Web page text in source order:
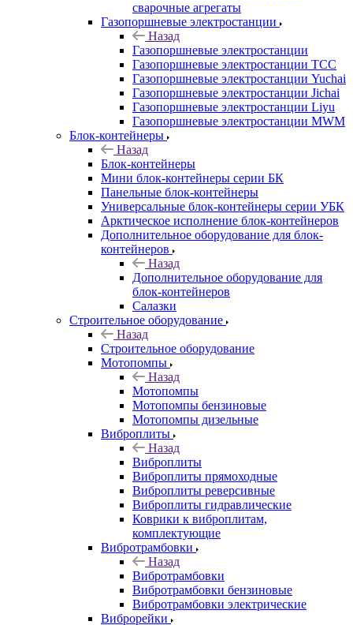
сварочные агрегаты
Газопоршневые электростанции
Назад
Газопоршневые электростанции
Газопоршневые электростанции ТСС
Газопоршневые электростанции Yuchai
Газопоршневые электростанции Jichai
Газопоршневые электростанции Liyu
Газопоршневые электростанции MWM
Блок-контейнеры
Назад
Блок-контейнеры
Мини блок-контейнеры серии БК
Панельные блок-контейнеры
Универсальные блок-контейнеры серии УБК
Арктическое исполнение блок-контейнеров
Дополнительное оборудование для блок-
контейнеров
Назад
Дополнительное оборудование для
блок-контейнеров
Салазки
Строительное оборудование
Назад
Строительное оборудование
Мотопомпы
Назад
Мотопомпы
Мотопомпы бензиновые
Мотопомпы дизельные
Виброплиты
Назад
Виброплиты
Виброплиты прямоходные
Виброплиты реверсивные
Виброплиты гидравлические
Коврики к виброплитам,
комплектующие
Вибротрамбовки
Назад
Вибротрамбовки
Вибротрамбовки бензиновые
Вибротрамбовки электрические
Виброрейки